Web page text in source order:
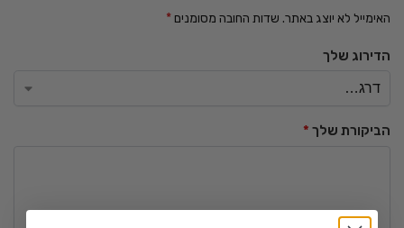
האימייל לא יוצג באתר. שדות החובה מסומנים *
הדירוג שלך
הביקורת שלך *